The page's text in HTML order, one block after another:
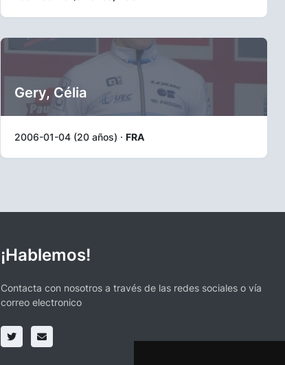
Gery, Célia
2006-01-04 (20 años) · FRA
¡Hablemos!
Contacta con nosotros a través de las redes sociales o vía
correo electronico